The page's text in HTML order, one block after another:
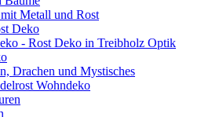
Metall und Rost
Deko
- Rost Deko in Treibholz Optik
Drachen und Mystisches
Wohndeko